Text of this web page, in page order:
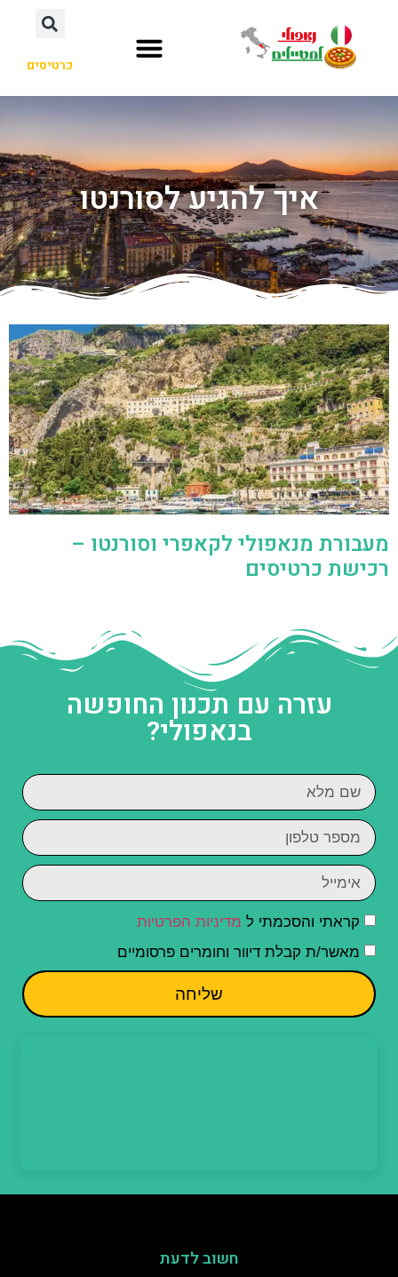
כרטיסים
איך להגיע לסורנטו
מעבורת מנאפולי לקאפרי וסורנטו –
רכישת כרטיסים
עזרה עם תכנון החופשה
בנאפולי?
קראתי והסכמתי ל מדיניות הפרטיות
מאשר/ת קבלת דיוור וחומרים פרסומיים
שליחה
חשוב לדעת